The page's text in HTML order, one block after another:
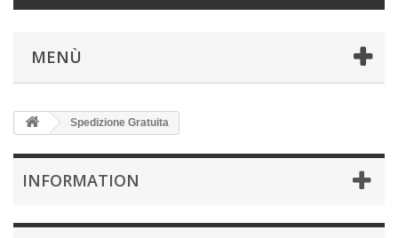
MENÙ
Spedizione Gratuita
INFORMATION